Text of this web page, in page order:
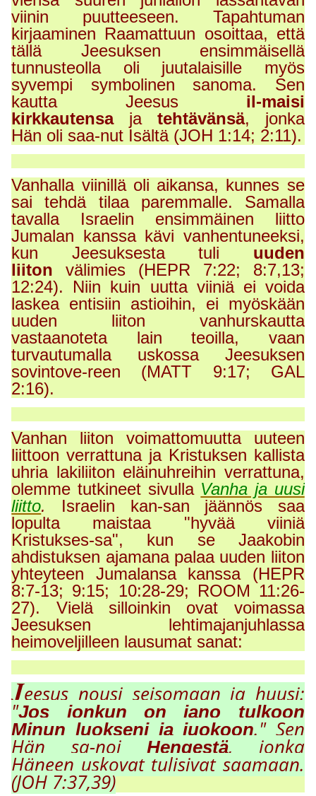
viinin puutteeseen. Tapahtuman
kirjaaminen Raamattuun osoittaa, että
tällä Jeesuksen ensimmäisellä
tunnusteolla oli juutalaisille myös
syvempi symbolinen sanoma. Sen
kautta Jeesus il-maisi
kirkkautensaja tehtävänsä, jonka
Hän oli saa-nut Isältä (JOH 1:14; 2:11).
Vanhalla viinillä oli aikansa, kunnes se
sai tehdä tilaa paremmalle. Samalla
tavalla Israelin ensimmäinen liitto
Jumalan kanssa kävi vanhentuneeksi,
kun Jeesuksesta tuli uuden
liiton välimies (HEPR 7:22; 8:7,13;
12:24). Niin kuin uutta viiniä ei voida
laskea entisiin astioihin, ei myöskään
uuden liiton vanhurskautta
vastaanoteta lain teoilla, vaan
turvautumalla uskossa Jeesuksen
sovintove-reen (MATT 9:17; GAL
2:16).
Vanhan liiton voimattomuutta uuteen
liittoon verrattuna ja Kristuksen kallista
uhria lakiliiton eläinuhreihin verrattuna,
olemme tutkineet sivulla Vanha ja uusi
liitto. Israelin kan-san jäännös saa
lopultamaistaa "hyvää viiniä
Kristukses-sa", kun se Jaakobin
ahdistuksen ajamana palaa uuden liiton
yhteyteen Jumalansa kanssa (HEPR
8:7-13; 9:15; 10:28-29; ROOM 11:26-
27). Vielä silloinkin ovat voimassa
Jeesuksen lehtimajanjuhlassa
heimoveljilleen lausumat sanat:
Jeesus nousi seisomaan ja huusi:
"Jos jonkun on jano tulkoon
Minun luokseni ja juokoon." Sen
Hän sa-noiHengestä, jonka
Häneen uskovat tulisivat saamaan.
(JOH 7:37,39)